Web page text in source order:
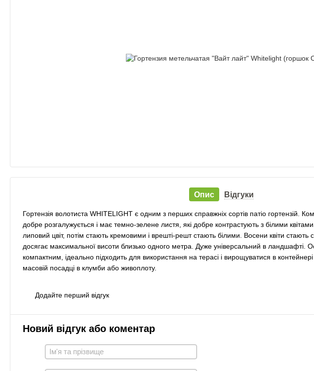
Опис Відгуки
Гортензія волотиста WHITELIGHT є одним з перших справжніх сортів патіо гортензій.
добре розгалужується і має темно-зелене листя, які добре контрастують з білими
липовий цвіт, потім стають кремовими і врешті-решт стають білими. Восени квіти
досягає максимальної висоти близько одного метра. Дуже універсальний в ландшафті.
компактним, ідеально підходить для використання на терасі і вирощуватися в
масовій посадці в клумби або живоплоту.
Додайте перший відгук
Новий відгук або коментар